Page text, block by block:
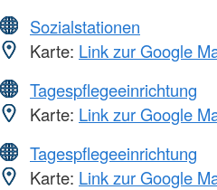
Sozialstationen
Karte: Link zur Google
Tagespflegeeinrichtung
Karte: Link zur Google
Tagespflegeeinrichtung
Karte: Link zur Google